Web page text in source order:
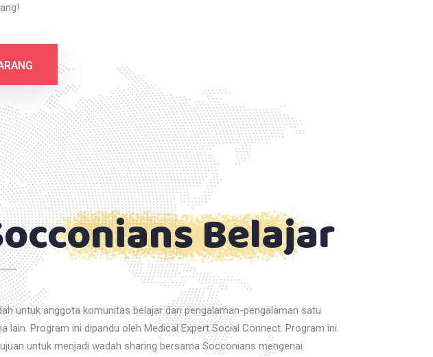
Belajar
untuk anggota komunitas belajar dari pengalaman-pengalaman satu
lain. Program ini dipandu oleh Medical Expert Social Connect. Program ini
untuk menjadi wadah sharing bersama Socconians mengenai